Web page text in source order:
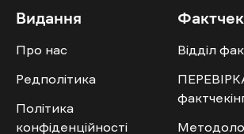
Видання
Про нас
Редполітика
Політика
конфіденційності
Відділ